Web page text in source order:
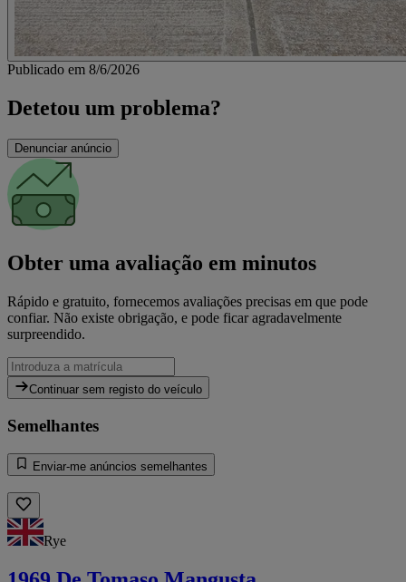
Publicado em 8/6/2026
Detetou um problema?
Denunciar anúncio
Obter uma avaliação em minutos
Rápido e gratuito, fornecemos avaliações precisas em que pode
confiar. Não existe obrigação, e pode ficar agradavelmente
surpreendido.
Continuar sem registo do veículo
Semelhantes
Enviar-me anúncios semelhantes
Rye